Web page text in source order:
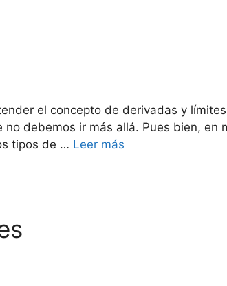
el concepto de derivadas y
debemos ir más allá. Pues bien, en
tipos de … Leer más